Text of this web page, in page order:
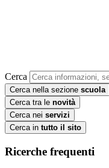
Cerca
Cerca nella sezione scuola
Cerca tra le novità
Cerca nei servizi
Cerca in tutto il sito
Ricerche frequenti